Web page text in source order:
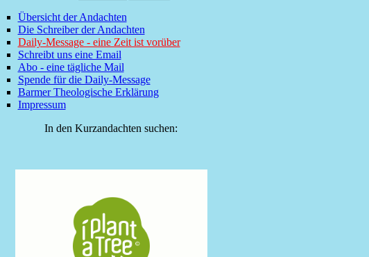
Übersicht der Andachten
Die Schreiber der Andachten
Daily-Message - eine Zeit ist vorüber
Schreibt uns eine Email
Abo - eine tägliche Mail
Spende für die Daily-Message
Barmer Theologische Erklärung
Impressum
In den Kurzandachten suchen: